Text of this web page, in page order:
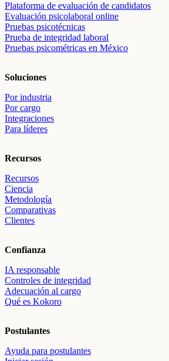
Plataforma de evaluación de candidatos
Evaluación psicolaboral online
Pruebas psicotécnicas
Prueba de integridad laboral
Pruebas psicométricas en México
Soluciones
Por industria
Por cargo
Integraciones
Para líderes
Recursos
Recursos
Ciencia
Metodología
Comparativas
Clientes
Confianza
IA responsable
Controles de integridad
Adecuación al cargo
Qué es Kokoro
Postulantes
Ayuda para postulantes